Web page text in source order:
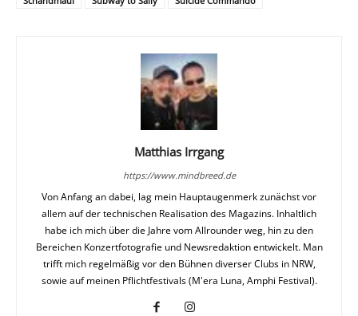
Matthias Irrgang
https://www.mindbreed.de
Von Anfang an dabei, lag mein Hauptaugenmerk zunächst vor
allem auf der technischen Realisation des Magazins. Inhaltlich
habe ich mich über die Jahre vom Allrounder weg, hin zu den
Bereichen Konzertfotografie und Newsredaktion entwickelt. Man
trifft mich regelmäßig vor den Bühnen diverser Clubs in NRW,
sowie auf meinen Pflichtfestivals (M'era Luna, Amphi Festival).